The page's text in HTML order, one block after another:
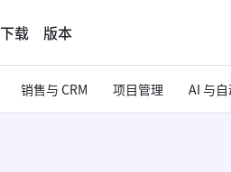
下载 版本
销售与 CRM 项目管理 AI 与